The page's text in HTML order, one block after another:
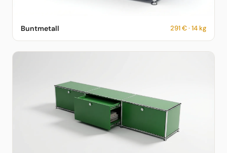
USM Haller Sideboard in Buntmetall – 291 € – 14 kg –
fotorealistische KI-Vorschau
Buntmetall 291 € · 14 kg